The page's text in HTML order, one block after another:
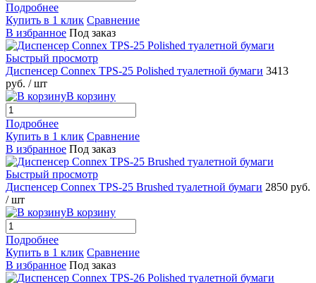
Подробнее
Купить в 1 клик Сравнение
В избранное Под заказ
Быстрый просмотр
Диспенсер Connex TPS-25 Polished туалетной бумаги 3413
руб. / шт
В корзину
Подробнее
Купить в 1 клик Сравнение
В избранное Под заказ
Быстрый просмотр
Диспенсер Connex TPS-25 Brushed туалетной бумаги 2850 руб.
/ шт
В корзину
Подробнее
Купить в 1 клик Сравнение
В избранное Под заказ